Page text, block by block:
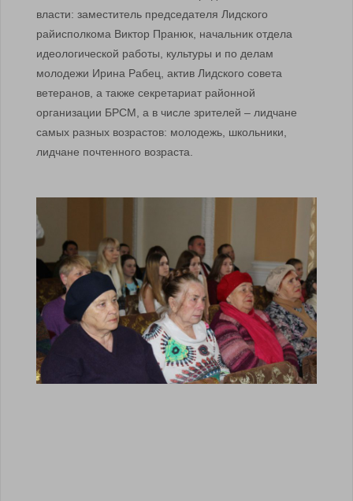
власти: заместитель председателя Лидского
райисполкома Виктор Пранюк, начальник отдела
идеологической работы, культуры и по делам
молодежи Ирина Рабец, актив Лидского совета
ветеранов, а также секретариат районной
организации БРСМ, а в числе зрителей – лидчане
самых разных возрастов: молодежь, школьники,
лидчане почтенного возраста.